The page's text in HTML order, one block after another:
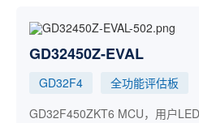
GD32450Z-EVAL
GD32F4
全功能评估板
GD32F450ZKT6 MCU，用户